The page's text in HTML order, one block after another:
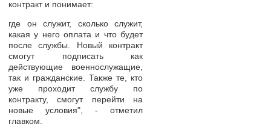
контракт и понимает:
где он служит, сколько служит,
какая у него оплата и что будет
после службы. Новый контракт
смогут подписать как
действующие военнослужащие,
так и гражданские. Также те, кто
уже проходит службу по
контракту, смогут перейти на
новые условия", - отметил
главком.